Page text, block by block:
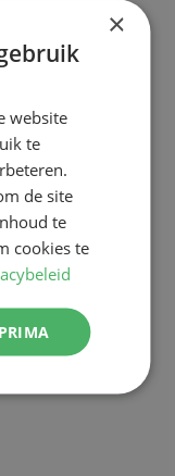
×
website
te
de site
te
cookies te
PRIMA